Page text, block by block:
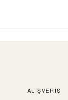
ALIŞVERIŞ